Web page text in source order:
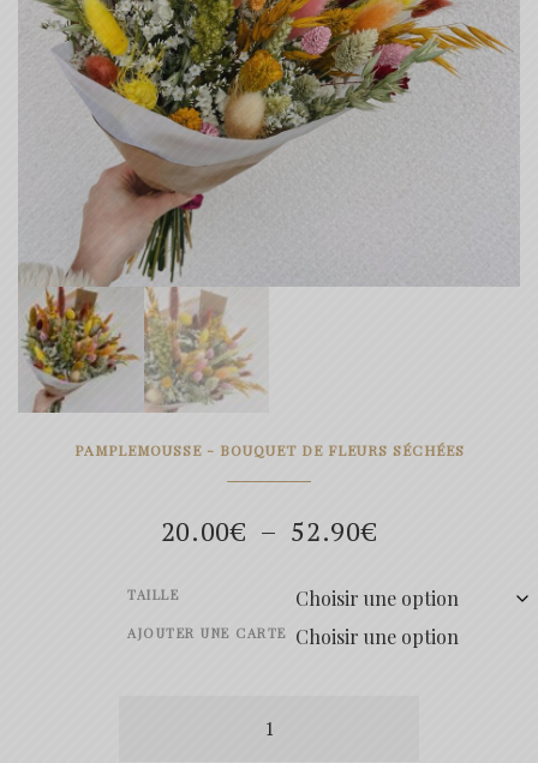
PAMPLEMOUSSE - BOUQUET DE FLEURS SÉCHÉES
20.00€ – 52.90€
prix :
TAILLE
AJOUTER UNE CARTE